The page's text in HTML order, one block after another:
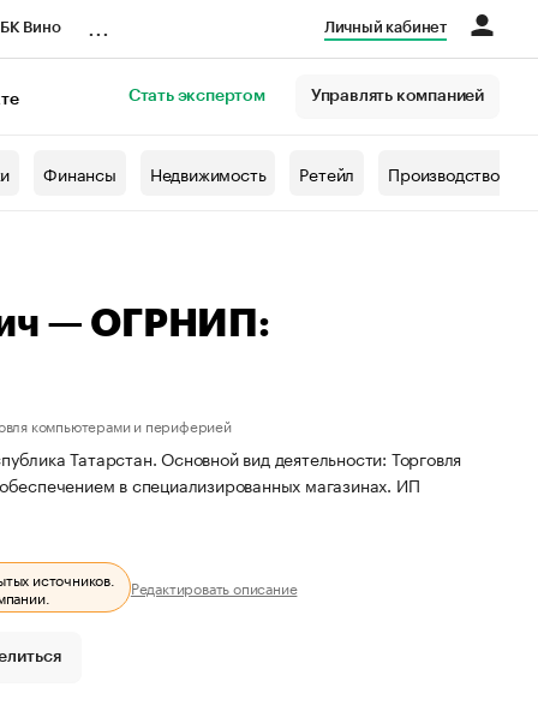
Вино Личный кабинет
Стать экспертом Управлять компанией
Финансы Недвижимость Ретейл Производство
— ОГРНИП:
компьютерами и периферией
Татарстан. Основной вид деятельности: Торговля
в специализированных магазинах. ИП
источников.
Редактировать описание